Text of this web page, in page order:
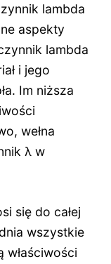
lambda
aspekty
lambda
i jego
Im niższa
wełna
λ w
się do całej
wszystkie
właściwości